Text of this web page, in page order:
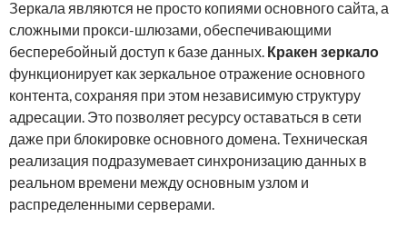
Зеркала являются не просто копиями основного сайта, а
сложными прокси-шлюзами, обеспечивающими
бесперебойный доступ к базе данных. Кракен зеркало
функционирует как зеркальное отражение основного
контента, сохраняя при этом независимую структуру
адресации. Это позволяет ресурсу оставаться в сети
даже при блокировке основного домена. Техническая
реализация подразумевает синхронизацию данных в
реальном времени между основным узлом и
распределенными серверами.